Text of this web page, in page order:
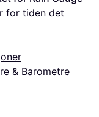
for tiden det
& Barometre